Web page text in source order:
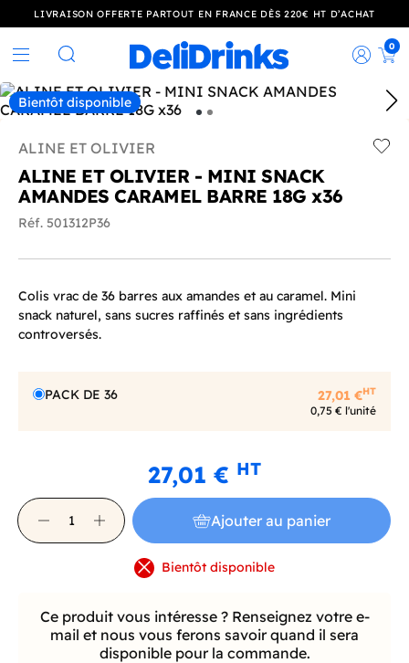
LIVRAISON OFFERTE PARTOUT EN FRANCE DÈS 220€ HT D’ACHAT
Rechercher
0
Bientôt disponible
ALINE ET OLIVIER
ALINE ET OLIVIER - MINI SNACK
AMANDES CARAMEL BARRE 18G x36
Réf. 501312P36
Colis vrac de 36 barres aux amandes et au caramel. Mini
snack naturel, sans sucres raffinés et sans ingrédients
controversés.
PACK DE 36 27,01 €HT
0,75 € l'unité
27,01 € HT
Ajouter au panier
Bientôt disponible
Ce produit vous intéresse ? Renseignez votre e-
mail et nous vous ferons savoir quand il sera
disponible pour la commande.